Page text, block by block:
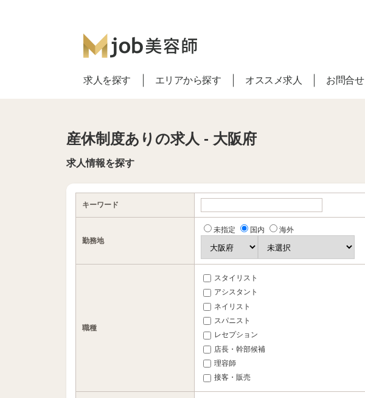
求人を探す エリアから探す オススメ求人 お問合せ
産休制度ありの求人 - 大阪府
求人情報を探す
キーワード
勤務地
未指定 国内 海外
職種
スタイリスト
アシスタント
ネイリスト
スパニスト
レセプション
店長・幹部候補
理容師
接客・販売